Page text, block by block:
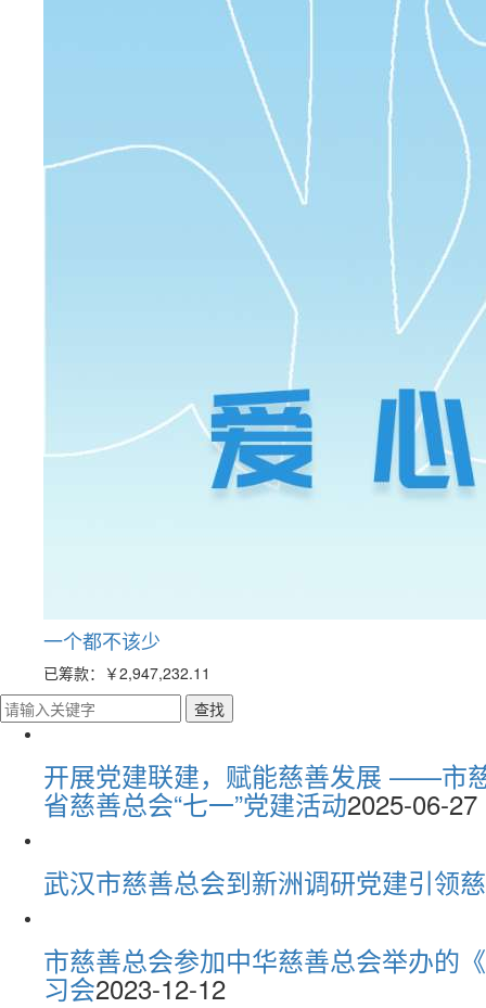
一个都不该少
已筹款： ￥2,947,232.11
开展党建联建，赋能慈善发展 ——市
省慈善总会“七一”党建活动2025-06-27
武汉市慈善总会到新洲调研党建引领
市慈善总会参加中华慈善总会举办的
习会2023-12-12